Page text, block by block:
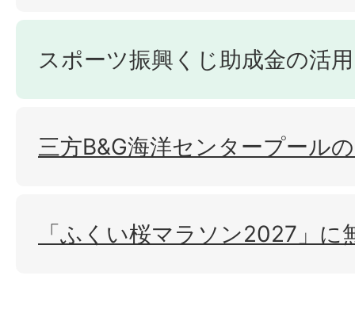
スポーツ振興くじ助成金の活
三方B&G海洋センタープール
「ふくい桜マラソン2027」に